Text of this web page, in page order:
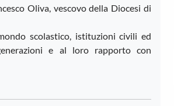
Oliva, vescovo della Diocesi di
scolastico, istituzioni civili ed
e al loro rapporto con